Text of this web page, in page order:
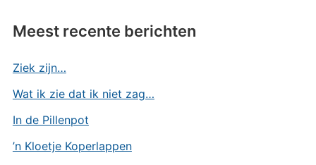
Meest recente berichten
Ziek zijn…
Wat ik zie dat ik niet zag…
In de Pillenpot
’n Kloetje Koperlappen